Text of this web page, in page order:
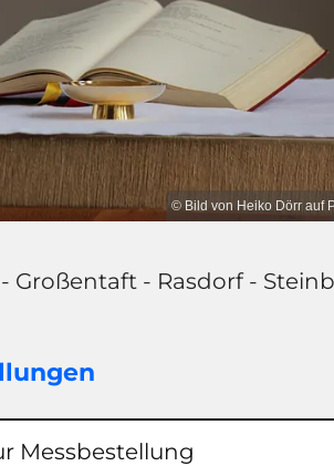
© Bild von Heiko Dörr auf
Großentaft - Rasdorf -
Messbestellung